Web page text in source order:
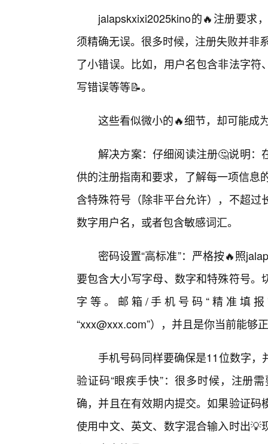
jalapskxixi2025kino的🔥注册要求
须精确无误。很多时候，注册失败并非
了小错误。比如，用户名包含非法字
写错误等等📝。
这些看似微小的🔥细节，却可能成
解决方案：仔细阅读注册🤔说明：
供的注册指南和要求，了解每一项信息
含特殊符号（除非平台允许），不超
数字用户名，或者包含敏感词汇。
密码设置“高标准”：严格按🔥照
要包含大小写字母、数字和特殊符号
字等。邮箱/手机号码“精准填
“xxx@xxx.com”），并且是你当前能够
手机号码同样要确保是11位数字
验证码“眼疾手快”：很多时候，注册
确，并且在有效期内提交。如果验证
使用中文、英文、数字混合输入时出